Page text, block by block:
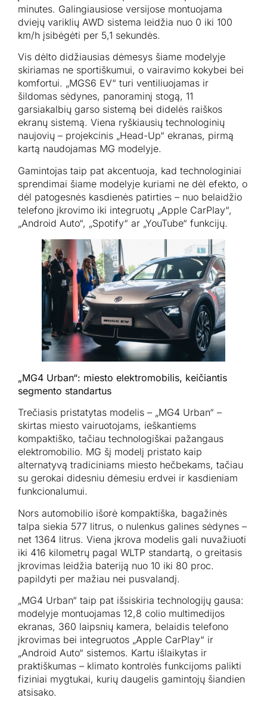
minutes. Galingiausiose versijose montuojama
dviejų variklių AWD sistema leidžia nuo 0 iki 100
km/h įsibėgėti per 5,1 sekundės.
Vis dėlto didžiausias dėmesys šiame modelyje
skiriamas ne sportiškumui, o vairavimo kokybei bei
komfortui. „MGS6 EV“ turi ventiliuojamas ir
šildomas sėdynes, panoraminį stogą, 11
garsiakalbių garso sistemą bei didelės raiškos
ekranų sistemą. Viena ryškiausių technologinių
naujovių – projekcinis „Head-Up“ ekranas, pirmą
kartą naudojamas MG modelyje.
Gamintojas taip pat akcentuoja, kad technologiniai
sprendimai šiame modelyje kuriami ne dėl efekto, o
dėl patogesnės kasdienės patirties – nuo belaidžio
telefono įkrovimo iki integruotų „Apple CarPlay“,
„Android Auto“, „Spotify“ ar „YouTube“ funkcijų.
„MG4 Urban“: miesto elektromobilis, keičiantis
segmento standartus
Trečiasis pristatytas modelis – „MG4 Urban“ –
skirtas miesto vairuotojams, ieškantiems
kompaktiško, tačiau technologiškai pažangaus
elektromobilio. MG šį modelį pristato kaip
alternatyvą tradiciniams miesto hečbekams, tačiau
su gerokai didesniu dėmesiu erdvei ir kasdieniam
funkcionalumui.
Nors automobilio išorė kompaktiška, bagažinės
talpa siekia 577 litrus, o nulenkus galines sėdynes –
net 1364 litrus. Viena įkrova modelis gali nuvažiuoti
iki 416 kilometrų pagal WLTP standartą, o greitasis
įkrovimas leidžia bateriją nuo 10 iki 80 proc.
papildyti per mažiau nei pusvalandį.
„MG4 Urban“ taip pat išsiskiria technologijų gausa:
modelyje montuojamas 12,8 colio multimedijos
ekranas, 360 laipsnių kamera, belaidis telefono
įkrovimas bei integruotos „Apple CarPlay“ ir
„Android Auto“ sistemos. Kartu išlaikytas ir
praktiškumas – klimato kontrolės funkcijoms palikti
fiziniai mygtukai, kurių daugelis gamintojų šiandien
atsisako.